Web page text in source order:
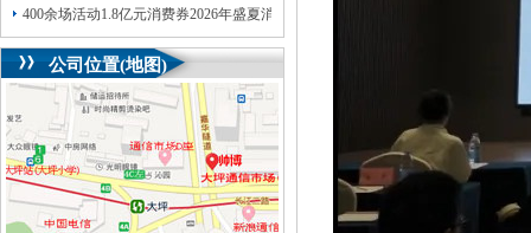
400余场活动1.8亿元消费券2026年盛夏消费季启幕
公司位置(地图)